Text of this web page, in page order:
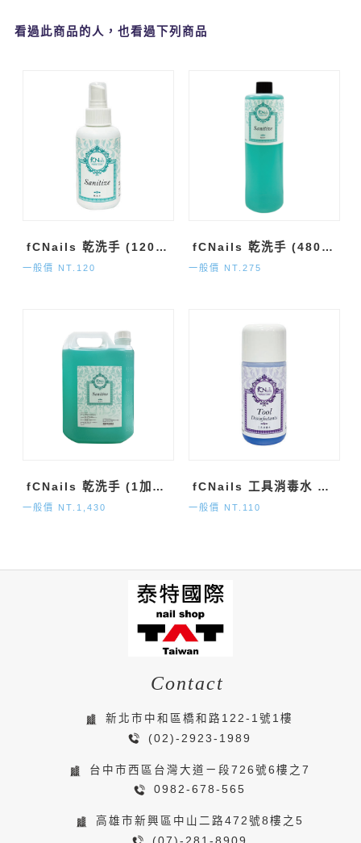
看過此商品的人，也看過下列商品
fCNails 乾洗手 (120ml)
一般價 NT.120
fCNails 乾洗手 (480ml)
一般價 NT.275
fCNails 乾洗手 (1加侖)
一般價 NT.1,430
fCNails 工具消毒水 (120ml)
一般價 NT.110
Contact
新北市中和區橋和路122-1號1樓
(02)-2923-1989
台中市西區台灣大道ㄧ段726號6樓之7
0982-678-565
高雄市新興區中山二路472號8樓之5